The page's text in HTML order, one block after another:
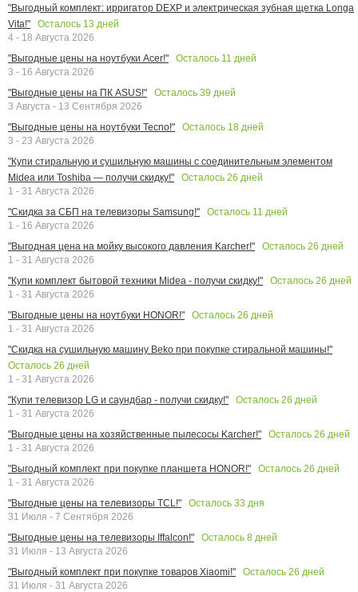
"Выгодный комплект: ирригатор DEXP и электрическая зубная щетка Longa
Vita!"
Осталось 13 дней
4 - 18 Августа 2026
"Выгодные цены на ноутбуки Acer!"
Осталось 11 дней
3 - 16 Августа 2026
"Выгодные цены на ПК ASUS!"
Осталось 39 дней
3 Августа - 13 Сентября 2026
"Выгодные цены на ноутбуки Tecno!"
Осталось 18 дней
3 - 23 Августа 2026
"Купи стиральную и сушильную машины с соединительным элементом
Midea или Toshiba — получи скидку!"
Осталось 26 дней
1 - 31 Августа 2026
"Скидка за СБП на телевизоры Samsung!"
Осталось 11 дней
1 - 16 Августа 2026
"Выгодная цена на мойку высокого давления Karcher!"
Осталось 26 дней
1 - 31 Августа 2026
"Купи комплект бытовой техники Midea - получи скидку!"
Осталось 26 дней
1 - 31 Августа 2026
"Выгодные цены на ноутбуки HONOR!"
Осталось 26 дней
1 - 31 Августа 2026
"Скидка на сушильную машину Beko при покупке стиральной машины!"
Осталось 26 дней
1 - 31 Августа 2026
"Купи телевизор LG и саундбар - получи скидку!"
Осталось 26 дней
1 - 31 Августа 2026
"Выгодные цены на хозяйственные пылесосы Karcher!"
Осталось 26 дней
1 - 31 Августа 2026
"Выгодный комплект при покупке планшета HONOR!"
Осталось 26 дней
1 - 31 Августа 2026
"Выгодные цены на телевизоры TCL!"
Осталось 33 дня
31 Июля - 7 Сентября 2026
"Выгодные цены на телевизоры Iffalcon!"
Осталось 8 дней
31 Июля - 13 Августа 2026
"Выгодный комплект при покупке товаров Xiaomi!"
Осталось 26 дней
31 Июля - 31 Августа 2026